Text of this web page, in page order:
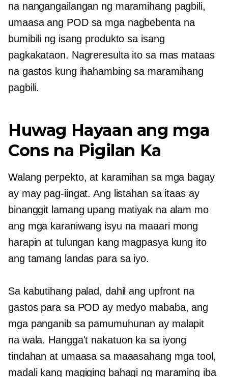
na nangangailangan ng maramihang pagbili,
umaasa ang POD sa mga nagbebenta na
bumibili ng isang produkto sa isang
pagkakataon. Nagreresulta ito sa mas mataas
na gastos kung ihahambing sa maramihang
pagbili.
Huwag Hayaan ang mga
Cons na Pigilan Ka
Walang perpekto, at karamihan sa mga bagay
ay may pag-iingat. Ang listahan sa itaas ay
binanggit lamang upang matiyak na alam mo
ang mga karaniwang isyu na maaari mong
harapin at tulungan kang magpasya kung ito
ang tamang landas para sa iyo.
Sa kabutihang palad, dahil ang upfront na
gastos para sa POD ay medyo mababa, ang
mga panganib sa pamumuhunan ay malapit
na wala. Hangga't nakatuon ka sa iyong
tindahan at umaasa sa maaasahang mga tool,
madali kang magiging bahagi ng maraming iba